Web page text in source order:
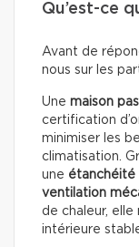
Qu’est-ce
Avant de
nous sur les
Une maison
certification
minimiser les
climatisation.
une étanchéité
ventilation
de chaleur,
intérieure